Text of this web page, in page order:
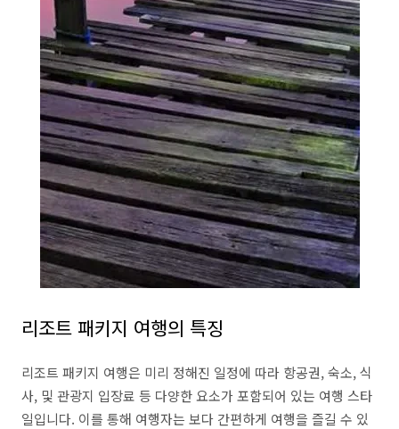
리조트 패키지 여행의 특징
리조트 패키지 여행은 미리 정해진 일정에 따라 항공권, 숙소, 식
사, 및 관광지 입장료 등 다양한 요소가 포함되어 있는 여행 스타
일입니다. 이를 통해 여행자는 보다 간편하게 여행을 즐길 수 있